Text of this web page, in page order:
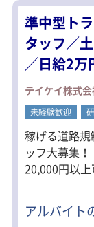
準中型ト
タッフ／
／日給2万
テイケイ株式
未経験歓迎
稼げる道路
ッフ大募集
20,000円以
「本業の合
だけ働きたい
アルバイト